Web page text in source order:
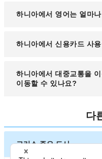
인해 인파가 많을 수
하니아는 도심에서는
엘라포니시 해변을 방
하니아에서 영어는 얼마
하니아는 관광지가 많
사용하므로 간단한 인
소통이 가능합니다.
하니아에서 신용카드 사
대부분의 호텔, 레스토
용할 수 있지만, 전통
하니아에서 대중교통을
이동할 수 있나요?
네, 하니아 버스 터미
이라클리온, 레팀노 등
할 수 있습니다. 운행
사전에 일정 확인이 필
다
그리스 주요 도시